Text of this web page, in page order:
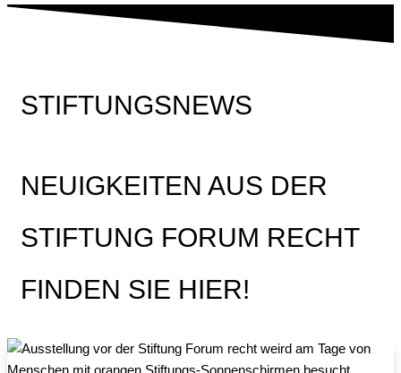
STIFTUNGSNEWS
NEUIGKEITEN AUS DER
STIFTUNG FORUM RECHT
FINDEN SIE HIER!